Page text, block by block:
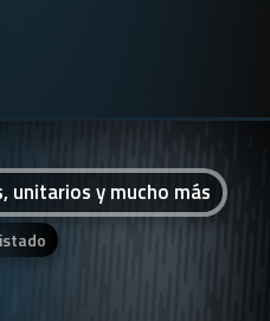
unitarios y mucho más